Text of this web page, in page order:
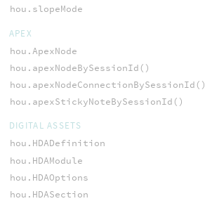
hou.slopeMode
APEX
hou.ApexNode
hou.apexNodeBySessionId()
hou.apexNodeConnectionBySessionId()
hou.apexStickyNoteBySessionId()
DIGITAL ASSETS
hou.HDADefinition
hou.HDAModule
hou.HDAOptions
hou.HDASection